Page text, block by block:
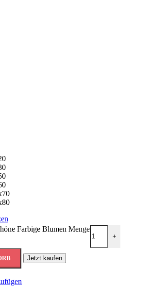
Farbige Blumen Menge
+
Jetzt kaufen